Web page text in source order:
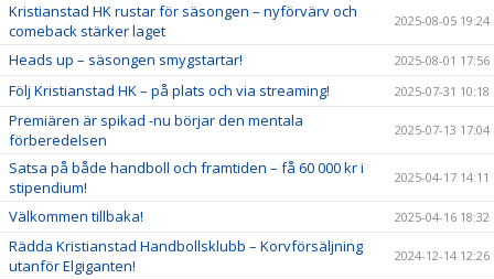
Kristianstad HK rustar för säsongen – nyförvärv och
comeback stärker laget
2025-08-05 19:24
Heads up – säsongen smygstartar! 2025-08-01 17:56
Följ Kristianstad HK – på plats och via streaming! 2025-07-31 10:18
Premiären är spikad -nu börjar den mentala
förberedelsen
2025-07-13 17:04
Satsa på både handboll och framtiden – få 60 000 kr i
stipendium!
2025-04-17 14:11
Välkommen tillbaka! 2025-04-16 18:32
Rädda Kristianstad Handbollsklubb – Korvförsäljning
utanför Elgiganten!
2024-12-14 12:26